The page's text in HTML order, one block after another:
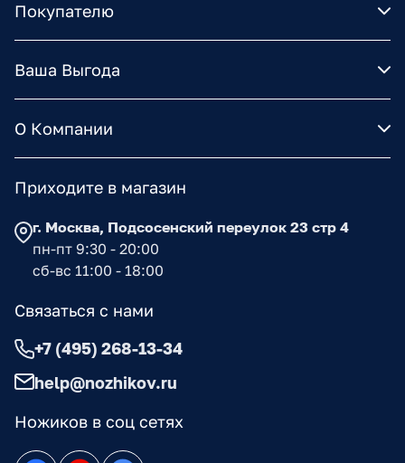
Покупателю
Ваша Выгода
О Компании
Ножиков в соц сетях
Приходите в магазин
г. Москва, Подсосенский переулок 23 стр 4
пн-пт 9:30 - 20:00
сб-вс 11:00 - 18:00
Связаться с нами
+7 (495) 268-13-34
help@nozhikov.ru